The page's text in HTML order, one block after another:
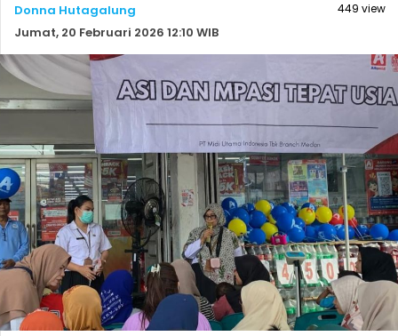
Donna Hutagalung
Jumat, 20 Februari 2026 12:10 WIB
449 view